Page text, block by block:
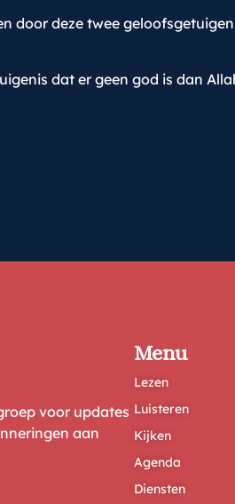
door deze twee
dat er geen god is dan
voor updates
aan
Menu
Lezen
Luisteren
Kijken
Agenda
Diensten